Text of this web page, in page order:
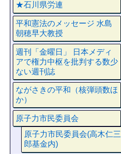
★石川県労連
平和憲法のメッセージ 水島
朝穂早大教授
週刊「金曜日」 日本メディ
アで権力中枢を批判する数少
ない週刊誌
ながさきの平和（核弾頭数ほ
か）
原子力市民委員会
原子力市民委員会(高木仁三
郎基金内)